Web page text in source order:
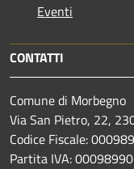
Eventi
CONTATTI
Comune di Morbegno
Via San Pietro, 22,
Codice Fiscale:
Partita IVA: